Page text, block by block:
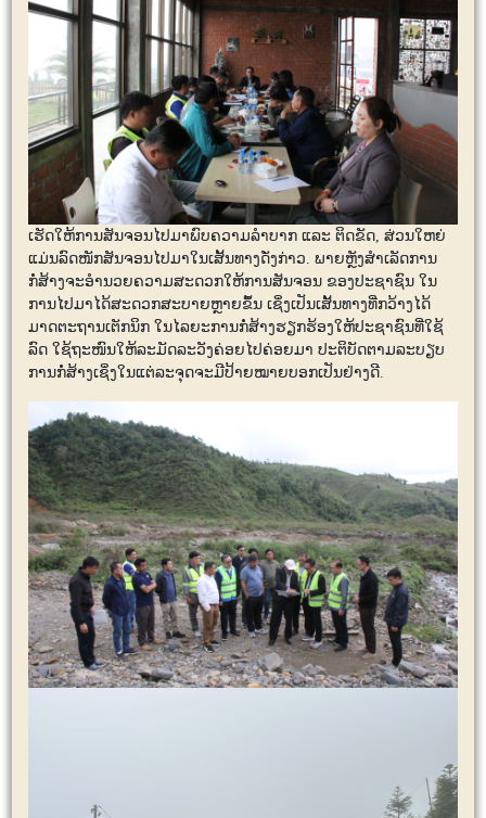
ເຮັດໃຫ້ການສັນຈອນໄປມາພົບຄວາມລໍາບາກ ແລະ ຕິດຂັດ, ສ່ວນໃຫຍ່
ແມ່ນລົດໜັກສັນຈອນໄປມາໃນເສັ້ນທາງດັ່ງກ່າວ. ພາຍຫຼັງສຳເລັດການ
ກໍ່ສ້າງຈະອຳນວຍຄວາມສະດວກໃຫ້ການສັນຈອນ ຂອງປະຊາຊົນ ໃນ
ການໄປມາໄດ້ສະດວກສະບາຍຫຼາຍຂຶ້ນ ເຊິ່ງເປັນເສັ້ນທາງທີ່ກວ້າງໄດ້
ມາດຕະຖານເຕັກນິກ ໃນໄລຍະການກໍ່ສ້າງຮຽກຮ້ອງໃຫ້ປະຊາຊົນທີ່ໃຊ້
ລົດ ໃຊ້ຖະໜົນໃຫ້ລະມັດລະວັງຄ່ອຍໄປຄ່ອຍມາ ປະຕິບັດຕາມລະບຽບ
ການກໍ່ສ້າງເຊິ່ງໃນແຕ່ລະຈຸດຈະມີປ້າຍໝາຍບອກເປັນຢ່າງດີ.